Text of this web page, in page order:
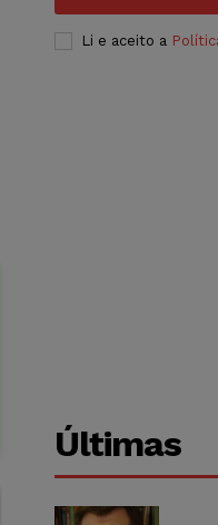
Li e aceito a
Últimas